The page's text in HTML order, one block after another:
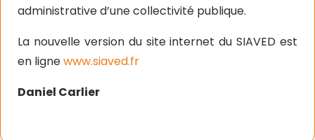
administrative d’une collectivité publique.
La nouvelle version du site internet du SIAVED est
en lignewww.siaved.fr
Daniel Carlier